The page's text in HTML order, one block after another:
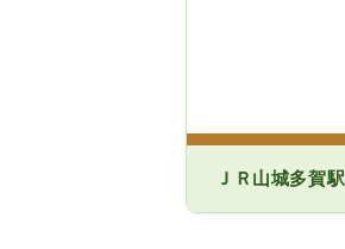
ＪＲ山城多賀駅